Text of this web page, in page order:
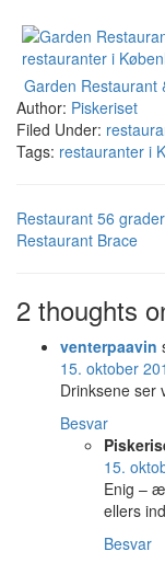
Garden Restaurant
Author: Piskeriset
Filed Under:
Tags: restauranter i
Restaurant 56 grader
Restaurant Brace
2 thoughts
venterpaavin
15. oktober
Drinksene ser
Besvar
15.
Enig –
ellers
Besvar